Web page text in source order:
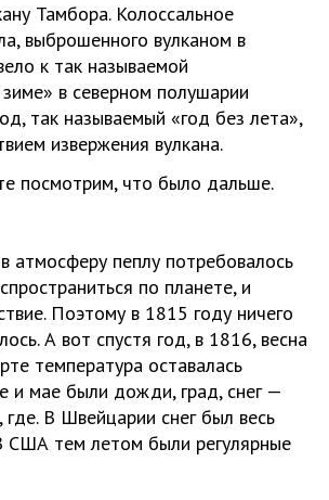
Тамбора. Колоссальное
выброшенного вулканом в
к так называемой
зиме» в северном полушарии
так называемый «год без лета»,
извержения вулкана.
посмотрим, что было дальше.
атмосферу пеплу потребовалось
по планете, и
Поэтому в 1815 году ничего
А вот спустя год, в 1816, весна
температура оставалась
и мае были дожди, град, снег —
В Швейцарии снег был весь
США тем летом были регулярные